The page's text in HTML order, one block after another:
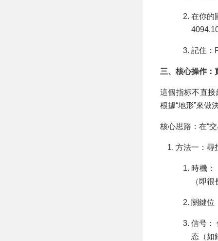
在你的
記住：
三、核心操作：
這個指标不直接
根據“地形”來做
核心思路：在“
方法一：尋
時機：
（即
關鍵位
信号：
态（如